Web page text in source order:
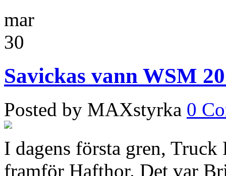
mar
30
Savickas vann WSM
Posted by MAXstyrka 0
I dagens första gren,
framför Hafthor. Det var